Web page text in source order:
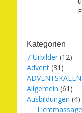
Kategorien
7 Urbilder (12)
Advent (31)
Allgemein (61)
Ausbildungen (4)
Lichtmassage